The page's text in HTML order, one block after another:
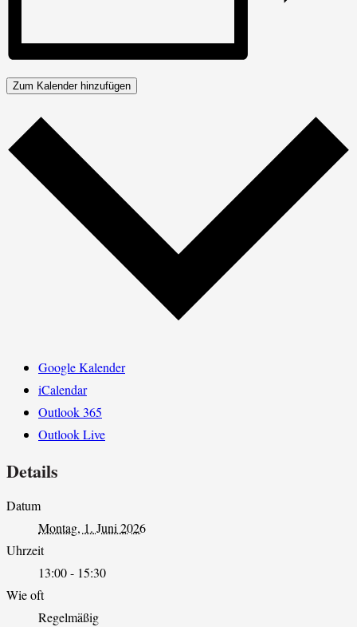
Zum Kalender hinzufügen
Google Kalender
iCalendar
Outlook 365
Outlook Live
Details
Datum
Montag, 1. Juni 2026
Uhrzeit
13:00 - 15:30
Wie oft
Regelmäßig